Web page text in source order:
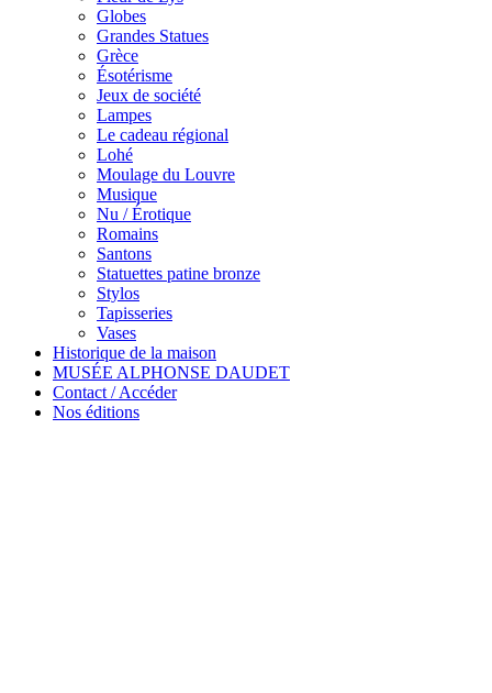
Globes
Grandes Statues
Grèce
Ésotérisme
Jeux de société
Lampes
Le cadeau régional
Lohé
Moulage du Louvre
Musique
Nu / Érotique
Romains
Santons
Statuettes patine bronze
Stylos
Tapisseries
Vases
Historique de la maison
MUSÉE ALPHONSE DAUDET
Contact / Accéder
Nos éditions